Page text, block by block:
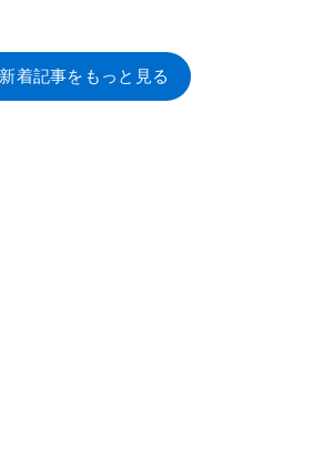
着記事をもっと見る